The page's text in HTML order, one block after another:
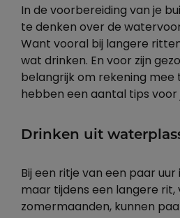
In de voorbereiding van je
te denken over de
Want vooral bij langere
wat drinken. En voor zijn
belangrijk om rekening mee
hebben een aantal tips voor
Drinken uit
Bij een ritje van een paar uur
maar tijdens een langere rit,
zomermaanden, kunnen